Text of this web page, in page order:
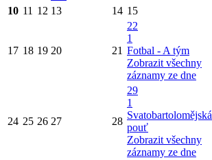
10 11 12 13 14 15
17 18 19 20 21
22
1
Fotbal - A tým
Zobrazit všechny
záznamy ze dne
24 25 26 27 28
29
1
Svatobartolomějská
pouť
Zobrazit všechny
záznamy ze dne